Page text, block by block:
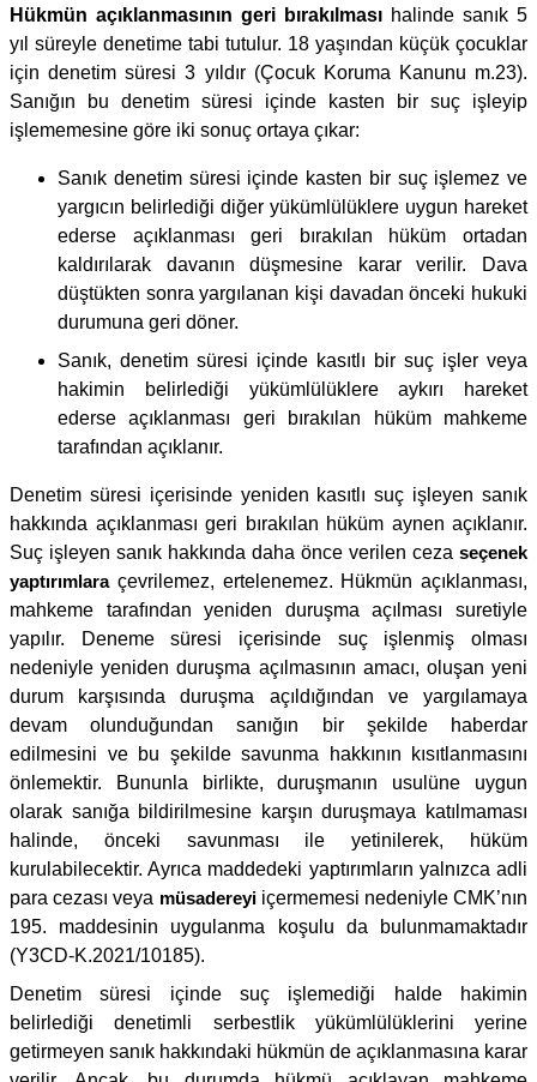
Hükmün açıklanmasının geri bırakılması halinde sanık 5
yıl süreyle denetime tabi tutulur. 18 yaşından küçük çocuklar
için denetim süresi 3 yıldır (Çocuk Koruma Kanunu m.23).
Sanığın bu denetim süresi içinde kasten bir suç işleyip
işlememesine göre iki sonuç ortaya çıkar:
Sanık denetim süresi içinde kasten bir suç işlemez ve
yargıcın belirlediği diğer yükümlülüklere uygun hareket
ederse açıklanması geri bırakılan hüküm ortadan
kaldırılarak davanın düşmesine karar verilir. Dava
düştükten sonra yargılanan kişi davadan önceki hukuki
durumuna geri döner.
Sanık, denetim süresi içinde kasıtlı bir suç işler veya
hakimin belirlediği yükümlülüklere aykırı hareket
ederse açıklanması geri bırakılan hüküm mahkeme
tarafından açıklanır.
Denetim süresi içerisinde yeniden kasıtlı suç işleyen sanık
hakkında açıklanması geri bırakılan hüküm aynen açıklanır.
Suç işleyen sanık hakkında daha önce verilen ceza seçenek
yaptırımlaraçevrilemez, ertelenemez. Hükmün açıklanması,
mahkeme tarafından yeniden duruşma açılması suretiyle
yapılır. Deneme süresi içerisinde suç işlenmiş olması
nedeniyle yeniden duruşma açılmasının amacı, oluşan yeni
durum karşısında duruşma açıldığından ve yargılamaya
devam olunduğundan sanığın bir şekilde haberdar
edilmesini ve bu şekilde savunma hakkının kısıtlanmasını
önlemektir. Bununla birlikte, duruşmanın usulüne uygun
olarak sanığa bildirilmesine karşın duruşmaya katılmaması
halinde, önceki savunması ile yetinilerek, hüküm
kurulabilecektir. Ayrıca maddedeki yaptırımların yalnızca adli
para cezası veya müsadereyiiçermemesi nedeniyle CMK’nın
195. maddesinin uygulanma koşulu da bulunmamaktadır
(Y3CD-K.2021/10185).
Denetim süresi içinde suç işlemediği halde hakimin
belirlediği denetimli serbestlik yükümlülüklerini yerine
getirmeyen sanık hakkındaki hükmün de açıklanmasına karar